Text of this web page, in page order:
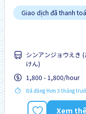
Giao dịch đã thanh
シンアンジョウえき (
けん)
1,800 - 1,800/hour
Đã đăng Hơn 3 tháng
Xem